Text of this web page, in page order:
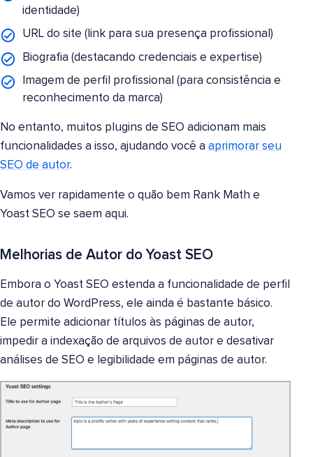
identidade)
URL do site (link para sua presença profissional)
Biografia (destacando credenciais e expertise)
Imagem de perfil profissional (para consistência e
reconhecimento da marca)
No entanto, muitos plugins de SEO adicionam mais
funcionalidades a isso, ajudando você a aprimorar seu
SEO de autor.
Vamos ver rapidamente o quão bem Rank Math e
Yoast SEO se saem aqui.
Melhorias de Autor do Yoast SEO
Embora o Yoast SEO estenda a funcionalidade de perfil
de autor do WordPress, ele ainda é bastante básico.
Ele permite adicionar títulos às páginas de autor,
impedir a indexação de arquivos de autor e desativar
análises de SEO e legibilidade em páginas de autor.